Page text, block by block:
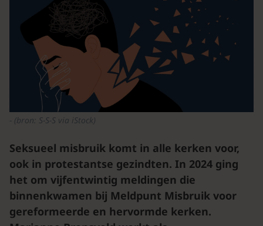
(bron: S-S-S via iStock)
Seksueel misbruik komt in alle kerken voor,
ook in protestantse gezindten. In 2024 ging
het om vijfentwintig meldingen die
binnenkwamen bij Meldpunt Misbruik voor
gereformeerde en hervormde kerken.